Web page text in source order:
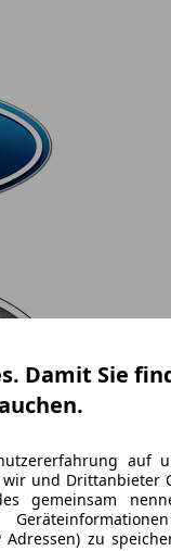
Damit Sie
auf
und Drittanbieter
gemeinsam
Adressen) zu